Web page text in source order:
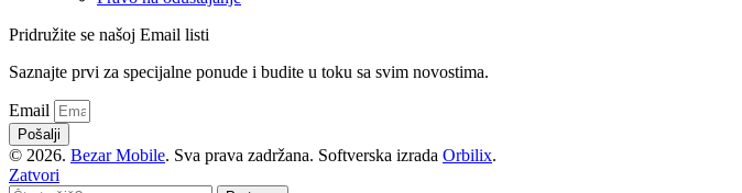
Pridružite se našoj Email listi
Saznajte prvi za specijalne ponude i budite u toku sa svim novostima.
Email
Pošalji
© 2026. Bezar Mobile. Sva prava zadržana. Softverska izrada Orbilix.
Zatvori